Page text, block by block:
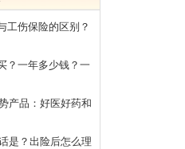
工伤保险的区别？
？一年多少钱？一
产品：好医好药和
是？出险后怎么理